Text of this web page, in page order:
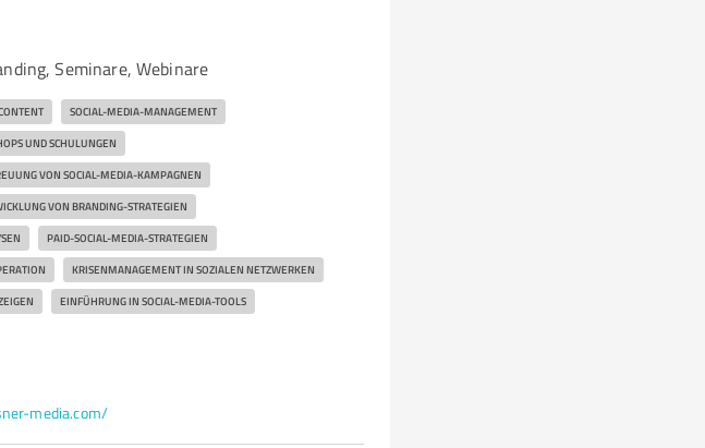
Seminare, Webinare
SOCIAL-MEDIA-MANAGEMENT
UND SCHULUNGEN
VON SOCIAL-MEDIA-KAMPAGNEN
VON BRANDING-STRATEGIEN
PAID-SOCIAL-MEDIA-STRATEGIEN
KRISENMANAGEMENT IN SOZIALEN NETZWERKEN
EINFÜHRUNG IN SOCIAL-MEDIA-TOOLS
media.com/